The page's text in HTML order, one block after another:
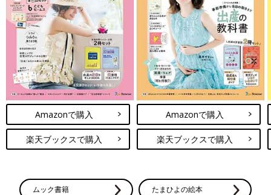
Amazonで購入
楽天ブックスで購入
Amazonで購入
楽天ブックスで購入
ムック書籍 たまひよの絵本